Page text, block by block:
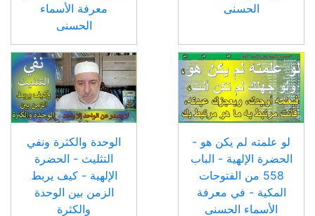
الحسنى
معرفة الأسماء
الحسنى
لو علمته لم يكن هو -
الحضرة الإلهية - الباب
558 من الفتوحات
المكية - في معرفة
الأسماء الحسنى
الوحدة والكثرة ونفي
التثليث - الحضرة
الإلهية - كيف يربط
الزمن بين الوحدة
والكثرة